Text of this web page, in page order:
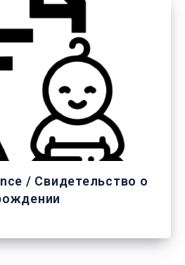
/ Свидетельство о